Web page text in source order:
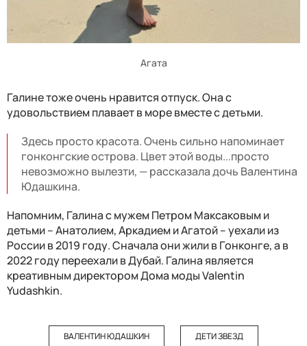
Агата
Галине тоже очень нравится отпуск. Она с
удовольствием плавает в море вместе с детьми.
Здесь просто красота. Очень сильно напоминает
гонконгские острова. Цвет этой воды...просто
невозможно вылезти, — рассказала дочь Валентина
Юдашкина.
Напомним, Галина с мужем Петром Максаковым и
детьми – Анатолием, Аркадием и Агатой – уехали из
России в 2019 году. Сначала они жили в Гонконге, а в
2022 году переехали в Дубай. Галина является
креативным директором Дома моды Valentin
Yudashkin.
ВАЛЕНТИН ЮДАШКИН ДЕТИ ЗВЕЗД